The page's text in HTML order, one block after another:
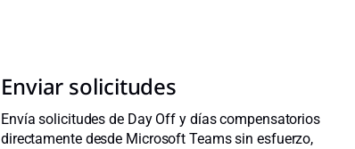
Enviar solicitudes
Envía solicitudes de Day Off y días compensatorios
directamente desde Microsoft Teams sin esfuerzo,